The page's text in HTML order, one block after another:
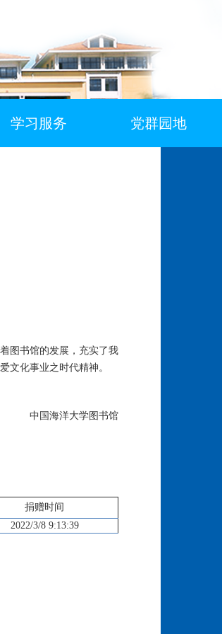
学习服务 党群园地
图书馆的发展，充实了我
文化事业之时代精神。
中国海洋大学图书馆
捐赠时间
2022/3/8 9:13:39